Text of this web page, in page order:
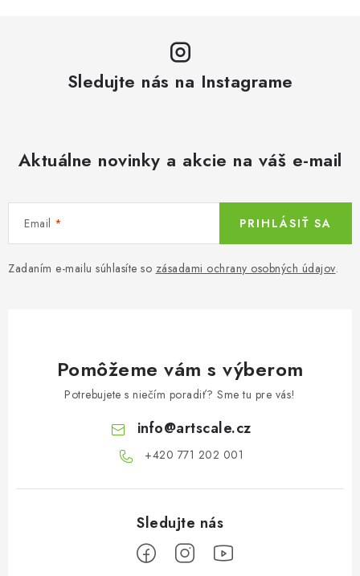
Sledujte nás na Instagrame
Aktuálne novinky a akcie na váš e-mail
Email
Zadaním e-mailu súhlasíte so zásadami ochrany osobných údajov.
PRIHLÁSIŤ SA
Pomôžeme vám s výberom
Potrebujete s niečím poradiť? Sme tu pre vás!
info@artscale.cz
+420 771 202 001​